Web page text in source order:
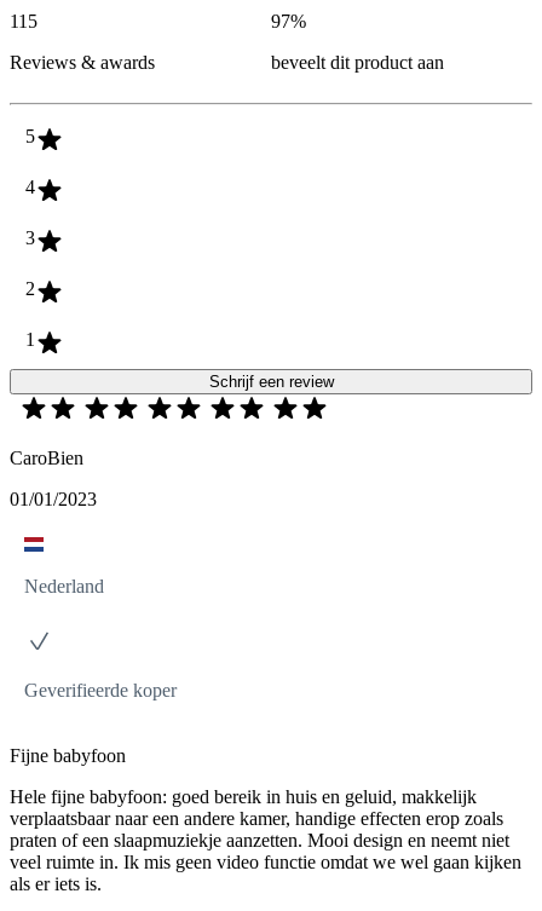
115
Reviews & awards
97%
beveelt dit product aan
5
4
3
2
1
Schrijf een review
CaroBien
01/01/2023
Nederland
Geverifieerde koper
Fijne babyfoon
Hele fijne babyfoon: goed bereik in huis en geluid, makkelijk
verplaatsbaar naar een andere kamer, handige effecten erop zoals
praten of een slaapmuziekje aanzetten. Mooi design en neemt niet
veel ruimte in. Ik mis geen video functie omdat we wel gaan kijken
als er iets is.